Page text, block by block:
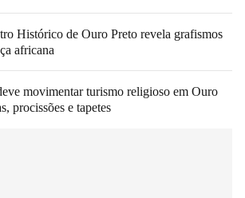
Histórico de Ouro Preto revela grafismos
africana
movimentar turismo religioso em Ouro
procissões e tapetes